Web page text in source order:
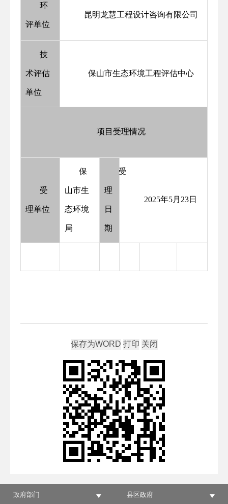
环
评单位
昆明龙慧工程设计咨询有限公司
技
术评估
单位
保山市生态环境工程评估中心
项目受理情况
受
理单位
保
山市生
态环境
局
受
理
日
期
2025年5月23日
政府部门 县区政府